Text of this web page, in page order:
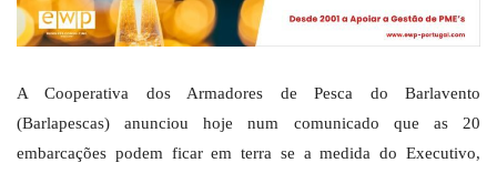
A Cooperativa dos Armadores de Pesca do Barlavento
(Barlapescas) anunciou hoje num comunicado que as 20
embarcações podem ficar em terra se a medida do Executivo,